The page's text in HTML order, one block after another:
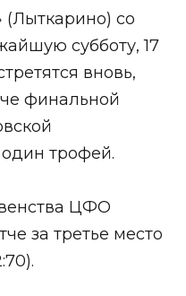
(Лыткарино) со
субботу, 17
вновь,
финальной
трофей.
ЦФО
за третье место